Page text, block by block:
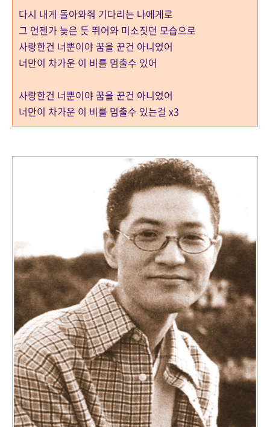
다시 내게 돌아와줘 기다리는 나에게로
그 언젠가 늦은 듯 뛰어와 미소짓던 모습으로
사랑한건 너뿐이야 꿈을 꾼건 아니었어
너만이 차가운 이 비를 멈출수 있어
사랑한건 너뿐이야 꿈을 꾼건 아니었어
너만이 차가운 이 비를 멈출수 있는걸 x3